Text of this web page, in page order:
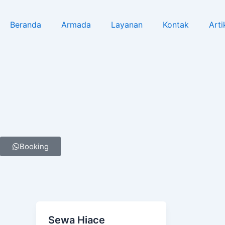
Beranda Armada Layanan Kontak
Booking
Sewa Hiace